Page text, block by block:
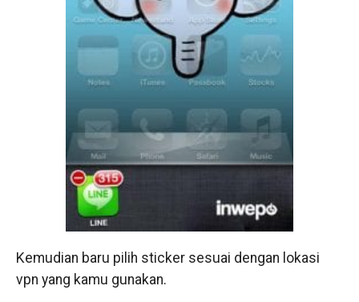
Kemudian baru pilih sticker sesuai dengan lokasi
vpn yang kamu gunakan.